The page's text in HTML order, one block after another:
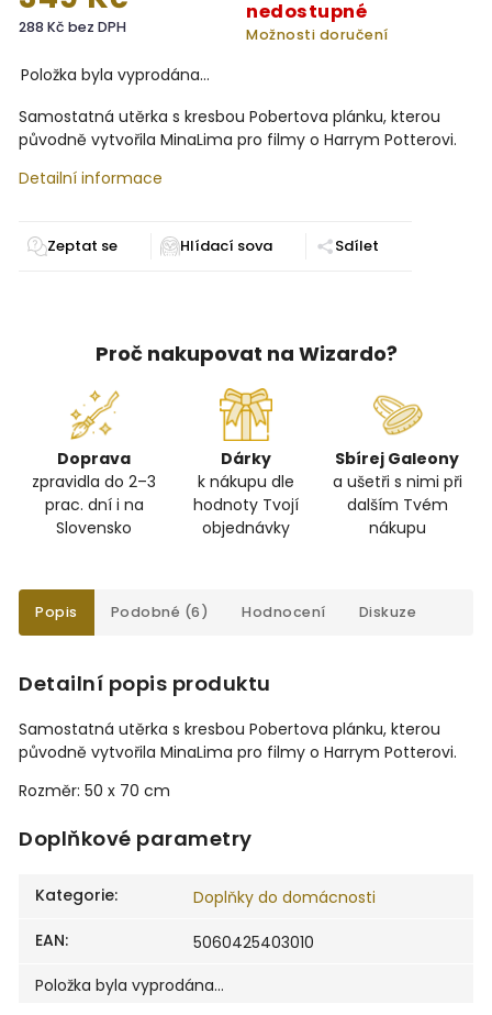
288 Kč bez DPH
nedostupné
Možnosti doručení
Položka byla vyprodána…
Samostatná utěrka s kresbou Pobertova plánku, kterou
původně vytvořila MinaLima pro filmy o Harrym Potterovi.
Detailní informace
Zeptat se Sdílet
Proč nakupovat na Wizardo?
Doprava
zpravidla do 2–3
prac. dní i na
Slovensko
Dárky
k nákupu dle
hodnoty Tvojí
objednávky
Sbírej Galeony
a ušetři s nimi při
dalším Tvém
nákupu
Popis Podobné (6) Hodnocení Diskuze
Detailní popis produktu
Samostatná utěrka s kresbou Pobertova plánku, kterou
původně vytvořila MinaLima pro filmy o Harrym Potterovi.
Rozměr: 50 x 70 cm
Doplňkové parametry
Kategorie:
Doplňky do domácnosti
EAN:
5060425403010
Položka byla vyprodána…